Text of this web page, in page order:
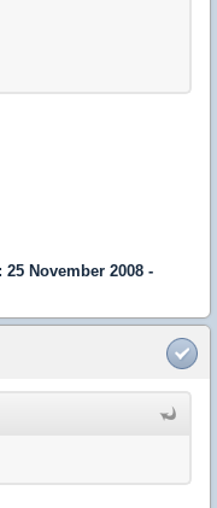
November 2008 -